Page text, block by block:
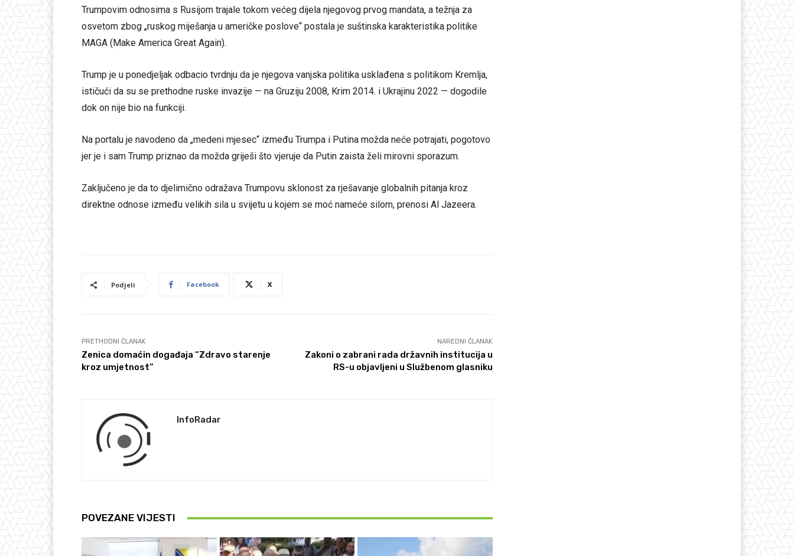
Trumpovim odnosima s Rusijom trajale tokom većeg dijela njegovog prvog mandata, a težnja za
osvetom zbog „ruskog miješanja u američke poslove“ postala je suštinska karakteristika politike
MAGA (Make America Great Again).
Trump je u ponedjeljak odbacio tvrdnju da je njegova vanjska politika usklađena s politikom Kremlja,
ističući da su se prethodne ruske invazije — na Gruziju 2008, Krim 2014. i Ukrajinu 2022 — dogodile
dok on nije bio na funkciji.
Na portalu je navodeno da „medeni mjesec“ između Trumpa i Putina možda neće potrajati, pogotovo
jer je i sam Trump priznao da možda griješi što vjeruje da Putin zaista želi mirovni sporazum.
Zaključeno je da to djelimično odražava Trumpovu sklonost za rješavanje globalnih pitanja kroz
direktne odnose između velikih sila u svijetu u kojem se moć nameće silom, prenosi Al Jazeera.
Podjeli Facebook X
PRETHODNI ČLANAK
Zenica domaćin događaja “Zdravo starenje
kroz umjetnost”
NAREDNI ČLANAK
Zakoni o zabrani rada državnih institucija u
RS-u objavljeni u Službenom glasniku
InfoRadar
POVEZANE VIJESTI